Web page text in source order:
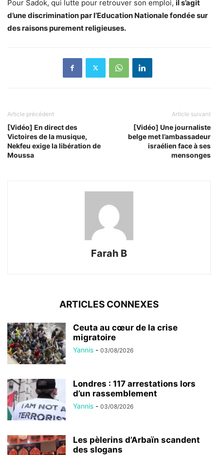
Pour Sadok, qui lutte pour retrouver son emploi, il s’agit
d’une discrimination par l’Education Nationale fondée sur
des raisons purement religieuses.
Article précédent
[Vidéo] En direct des
Victoires de la musique,
Nekfeu exige la libération de
Moussa
Article suivant
[Vidéo] Une journaliste
belge met l’ambassadeur
israélien face à ses
mensonges
Farah B
ARTICLES CONNEXES
Ceuta au cœur de la crise
migratoire
Yannis - 03/08/2026
Londres : 117 arrestations lors
d’un rassemblement
Yannis - 03/08/2026
Les pèlerins d’Arbaïn scandent
des slogans